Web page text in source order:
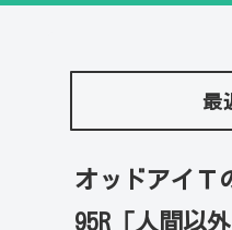
最
オッドアイＴ
95R「人間以外